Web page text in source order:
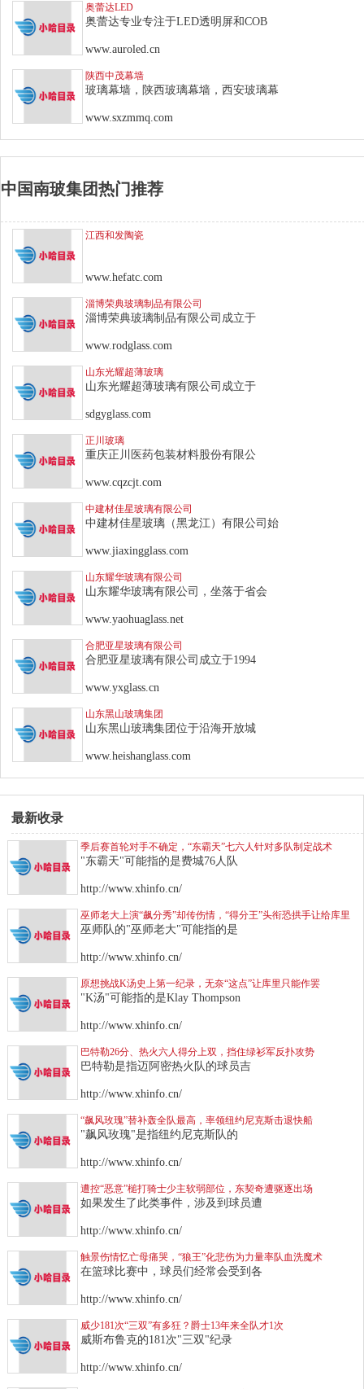
奥蕾达LED
奥蕾达专业专注于LED透明屏和COB
www.auroled.cn
陕西中茂幕墙
玻璃幕墙，陕西玻璃幕墙，西安玻璃幕
www.sxzmmq.com
中国南玻集团热门推荐
江西和发陶瓷
www.hefatc.com
淄博荣典玻璃制品有限公司
淄博荣典玻璃制品有限公司成立于
www.rodglass.com
山东光耀超薄玻璃
山东光耀超薄玻璃有限公司成立于
sdgyglass.com
正川玻璃
重庆正川医药包装材料股份有限公
www.cqzcjt.com
中建材佳星玻璃有限公司
中建材佳星玻璃（黑龙江）有限公司始
www.jiaxingglass.com
山东耀华玻璃有限公司
山东耀华玻璃有限公司，坐落于省会
www.yaohuaglass.net
合肥亚星玻璃有限公司
合肥亚星玻璃有限公司成立于1994
www.yxglass.cn
山东黑山玻璃集团
山东黑山玻璃集团位于沿海开放城
www.heishanglass.com
最新收录
季后赛首轮对手不确定，“东霸天”七六人针对多队制定战术
"东霸天"可能指的是费城76人队
http://www.xhinfo.cn/
巫师老大上演“飙分秀”却传伤情，“得分王”头衔恐拱手让给库里
巫师队的"巫师老大"可能指的是
http://www.xhinfo.cn/
原想挑战K汤史上第一纪录，无奈“这点”让库里只能作罢
"K汤"可能指的是Klay Thompson
http://www.xhinfo.cn/
巴特勒26分、热火六人得分上双，挡住绿衫军反扑攻势
巴特勒是指迈阿密热火队的球员吉
http://www.xhinfo.cn/
“飙风玫瑰”替补轰全队最高，率领纽约尼克斯击退快船
"飙风玫瑰"是指纽约尼克斯队的
http://www.xhinfo.cn/
遭控“恶意”槌打骑士少主软弱部位，东契奇遭驱逐出场
如果发生了此类事件，涉及到球员遭
http://www.xhinfo.cn/
触景伤情忆亡母痛哭，“狼王”化悲伤为力量率队血洗魔术
在篮球比赛中，球员们经常会受到各
http://www.xhinfo.cn/
威少181次“三双”有多狂？爵士13年来全队才1次
威斯布鲁克的181次"三双"纪录
http://www.xhinfo.cn/